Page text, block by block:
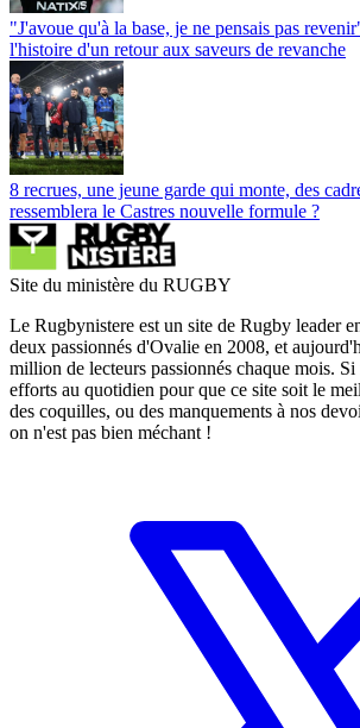
"J'avoue qu'à la base, je ne pensais pas
l'histoire d'un retour aux saveurs de revanche
8 recrues, une jeune garde qui monte, des
ressemblera le Castres nouvelle formule ?
Site du ministère du RUGBY
Le Rugbynistere est un site de Rugby leader
deux passionnés d'Ovalie en 2008, et
million de lecteurs passionnés chaque mois.
efforts au quotidien pour que ce site soit le
des coquilles, ou des manquements à nos
on n'est pas bien méchant !